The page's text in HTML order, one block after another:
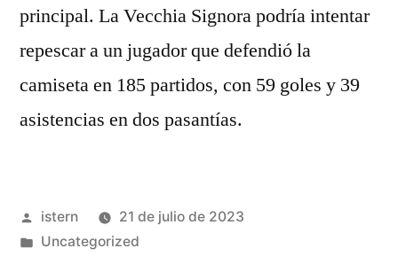
principal. La Vecchia Signora podría intentar
repescar a un jugador que defendió la
camiseta en 185 partidos, con 59 goles y 39
asistencias en dos pasantías.
Publicado
por
istern
21 de julio de 2023
Publicado
Uncategorized